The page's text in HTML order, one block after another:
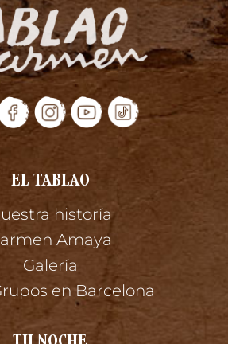
EL TABLAO
historía
Amaya
Galería
en Barcelona